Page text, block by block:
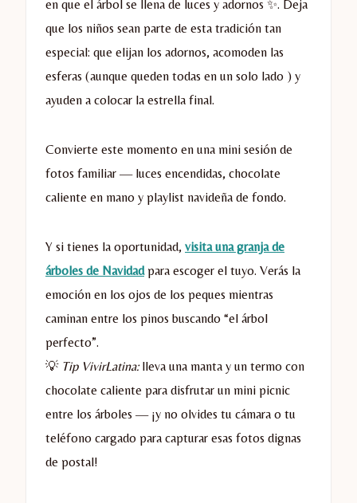
en que el árbol se llena de luces y adornos ✨. Deja
que los niños sean parte de esta tradición tan
especial: que elijan los adornos, acomoden las
esferas (aunque queden todas en un solo lado ) y
ayuden a colocar la estrella final.
Convierte este momento en una mini sesión de
fotos familiar — luces encendidas, chocolate
caliente en mano y playlist navideña de fondo.
Y si tienes la oportunidad, visita una granja de
árboles de Navidadpara escoger el tuyo. Verás la
emoción en los ojos de los peques mientras
caminan entre los pinos buscando “el árbol
perfecto”.
💡 Tip VivirLatina:lleva una manta y un termo con
chocolate caliente para disfrutar un mini picnic
entre los árboles — ¡y no olvides tu cámara o tu
teléfono cargado para capturar esas fotos dignas
de postal!